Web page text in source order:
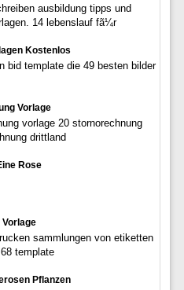
ausbildung tipps und
14 lebenslauf fã¼r
Kostenlos
bid template die 49 besten bilder
Vorlage
vorlage 20 stornorechnung
drittland
Rose
sammlungen von etiketten
template
Pflanzen